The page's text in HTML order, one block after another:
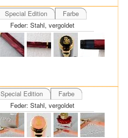
Special Edition
Farbe
Feder: Stahl, vergoldet
Special Edition
Farbe
Feder: Stahl, vergoldet